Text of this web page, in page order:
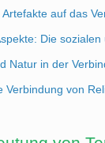
auf das
Die
Natur in der
Verbindung von